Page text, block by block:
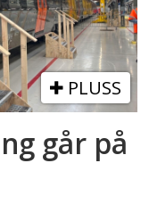
PLUSS
går på